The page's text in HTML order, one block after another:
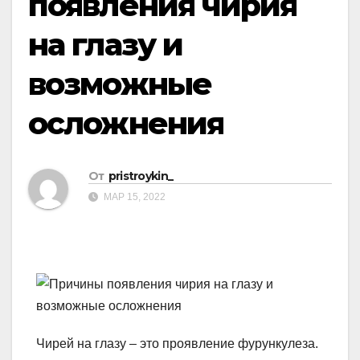
на глазу и
возможные
осложнения
От pristroykin_
МАР 15, 2022
Чирей на глазу – это проявление фурункулеза.